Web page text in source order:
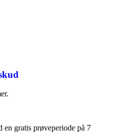
gratis prøveperiode på 7